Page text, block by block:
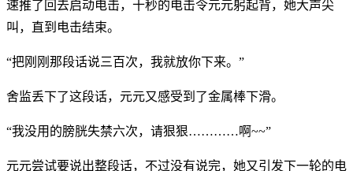
速推了回去启动电击，十秒的电击令元元躬起背，她大声尖
叫，直到电击结束。
“把刚刚那段话说三百次，我就放你下来。”
舍监丢下了这段话，元元又感受到了金属棒下滑。
“我没用的膀胱失禁六次，请狠狠…………啊~~”
元元尝试要说出整段话，不过没有说完，她又引发下一轮的电